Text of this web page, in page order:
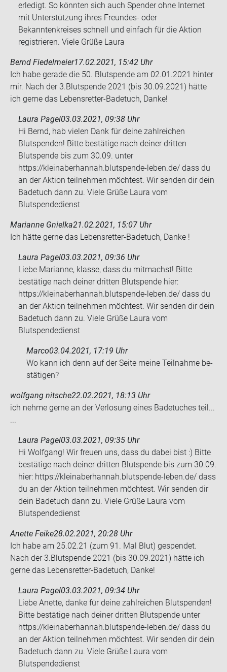
erledigt. So könnten sich auch Spender ohne Internet
mit Unterstützung ihres Freundes- oder
Bekanntenkreises schnell und einfach für die Aktion
registrieren. Viele Grüße Laura
Bernd Fiedelmeier17.02.2021, 15:42 Uhr
Ich habe ge­ra­de die 50. Blut­spen­de am 02.01.2021 hin­ter
mir. Nach der 3.Blut­spen­de 2021 (bis 30.09.2021) hätte
ich gerne das Lebensretter-​Badetuch, Danke!
Laura Pagel03.03.2021, 09:38 Uhr
Hi Bernd, hab vielen Dank für deine zahlreichen
Blutspenden! Bitte bestätige nach deiner dritten
Blutspende bis zum 30.09. unter
https://kleinaberhannah.blutspende-leben.de/ dass du
an der Aktion teilnehmen möchtest. Wir senden dir dein
Badetuch dann zu. Viele Grüße Laura vom
Blutspendedienst
Marianne Gnielka21.02.2021, 15:07 Uhr
Ich hätte gerne das Lebensretter-​Badetuch, Danke !
Laura Pagel03.03.2021, 09:36 Uhr
Liebe Marianne, klasse, dass du mitmachst! Bitte
bestätige nach deiner dritten Blutspende hier:
https://kleinaberhannah.blutspende-leben.de/ dass du
an der Aktion teilnehmen möchtest. Wir senden dir dein
Badetuch dann zu. Viele Grüße Laura vom
Blutspendedienst
Marco03.04.2021, 17:19 Uhr
Wo kann ich denn auf der Seite meine Teil­nah­me be­
stä­ti­gen?
wolfgang nitsche22.02.2021, 18:13 Uhr
ich nehme gerne an der Ver­lo­sung eines Ba­de­tu­ches teil...
...
Laura Pagel03.03.2021, 09:35 Uhr
Hi Wolfgang! Wir freuen uns, dass du dabei bist :) Bitte
bestätige nach deiner dritten Blutspende bis zum 30.09.
hier: https://kleinaberhannah.blutspende-leben.de/ dass
du an der Aktion teilnehmen möchtest. Wir senden dir
dein Badetuch dann zu. Viele Grüße Laura vom
Blutspendedienst
Anette Feike28.02.2021, 20:28 Uhr
Ich habe am 25.02.21 (zum 91. Mal Blut) ge­spen­det.
Nach der 3.Blut­spen­de 2021 (bis 30.09.2021) hätte ich
gerne das Lebensretter-​​Ba­de­tuch, Danke!
Laura Pagel03.03.2021, 09:34 Uhr
Liebe Anette, danke für deine zahlreichen Blutspenden!
Bitte bestätige nach deiner dritten Blutspende unter
https://kleinaberhannah.blutspende-leben.de/ dass du
an der Aktion teilnehmen möchtest. Wir senden dir dein
Badetuch dann zu. Viele Grüße Laura vom
Blutspendedienst